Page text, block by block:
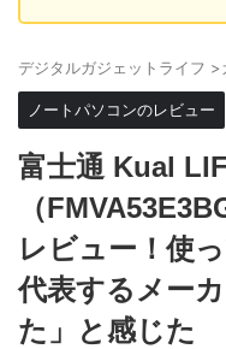
デジタルガジェットライフ >
ノートパソコンのレビュー
富士通 Kual
（
レビュー！使
代表するメー
た」と感じた